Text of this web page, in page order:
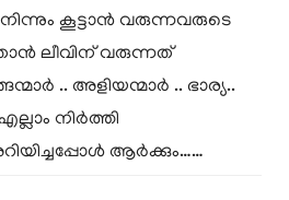
കൂട്ടാൻ വരുന്നവരുടെ
ലീവിന് വരുന്നത്
.. അളിയന്മാർ .. ഭാര്യ..
നിർത്തി
ആർക്കും……